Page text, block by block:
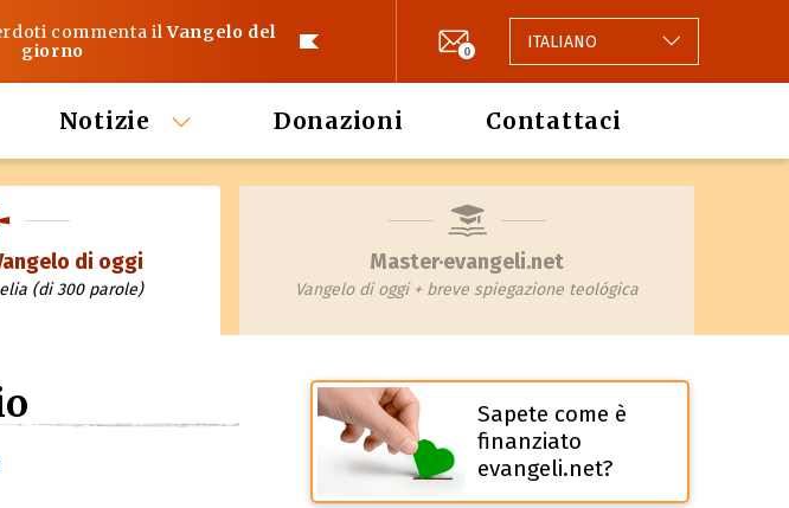
commenta ilVangelo del
giorno
0 ITALIANO
Notizie Donazioni Contattaci
di oggi
(di 300 parole)
Master·evangeli.net
Vangelo di oggi + breve spiegazione teológica
Sapete come è
finanziato
evangeli.net?